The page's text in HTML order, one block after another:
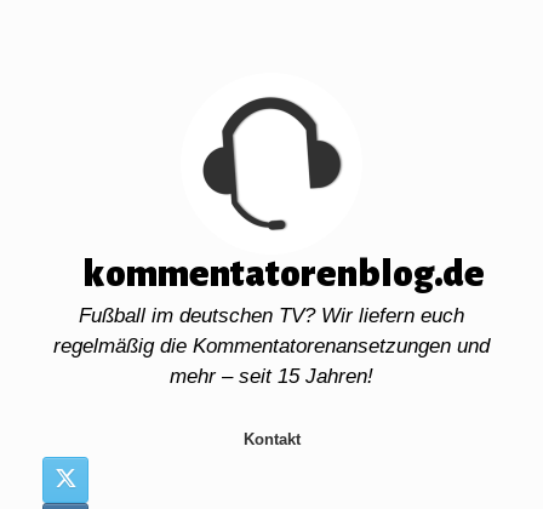
kommentatorenblog.de
Fußball im deutschen TV? Wir liefern euch
regelmäßig die Kommentatorenansetzungen und
mehr – seit 15 Jahren!
Kontakt